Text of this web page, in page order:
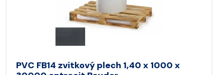
PVC FB14 zvitkový plech 1,40 x 1000 x